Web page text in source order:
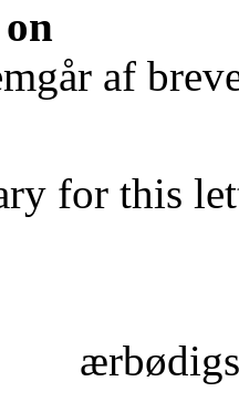
af
for this